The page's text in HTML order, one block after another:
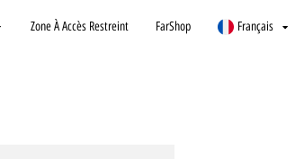
Zone À Accès Restreint FarShop Français